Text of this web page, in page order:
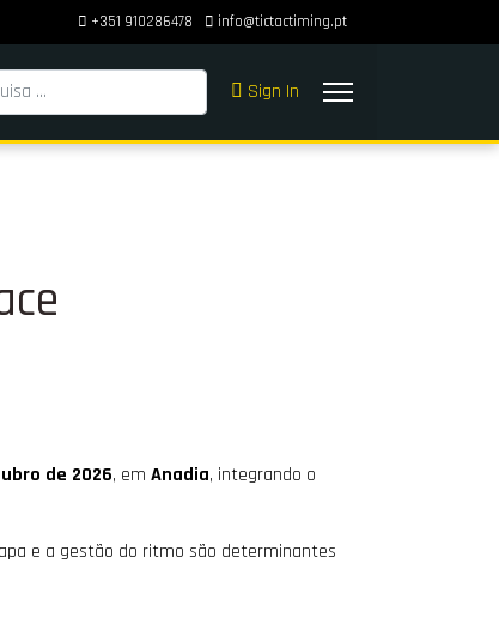
+351 910286478 info@tictactiming.pt
Sign In
de 2026, em Anadia, integrando o
e a gestão do ritmo são determinantes